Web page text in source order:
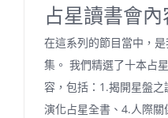
占星讀書會
在這系列的節目當中，
集。 我們精選了十本占
容，包括：1.揭開星盤
演化占星全書、4.人際